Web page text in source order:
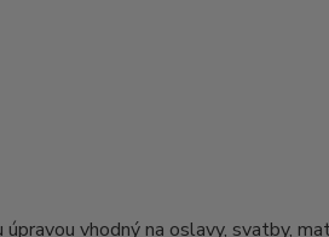
vhodný na oslavy, svatby,